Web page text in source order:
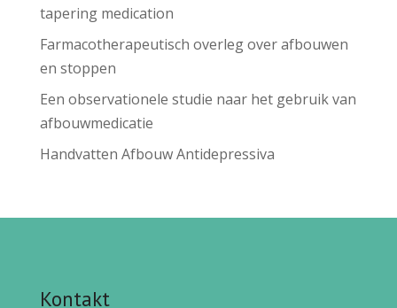
tapering medication
Farmacotherapeutisch overleg over afbouwen
en stoppen
Een observationele studie naar het gebruik van
afbouwmedicatie
Handvatten Afbouw Antidepressiva
Kontakt